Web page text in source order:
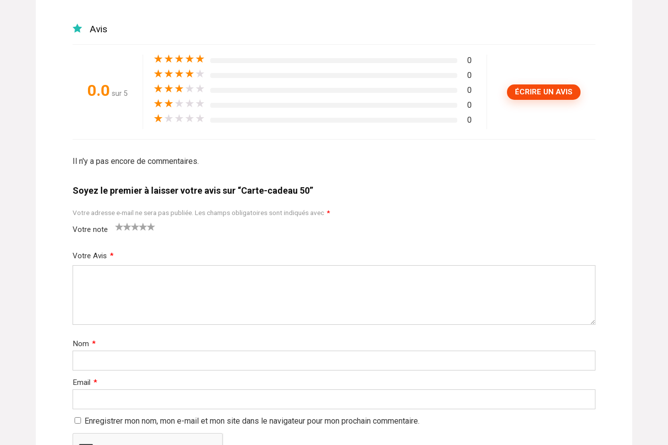
Avis
0.0 sur 5
★★★★★ 0
★★★★ ★ 0
★★★ ★ ★ 0
★★ ★ ★ ★ 0
★ ★ ★ ★ ★ 0
ÉCRIRE UN AVIS
Il n'y a pas encore de commentaires.
Soyez le premier à laisser votre avis sur “Carte-cadeau 50”
Votre adresse e-mail ne sera pas publiée. Les champs obligatoires sont indiqués avec *
Votre note
Votre Avis *
Nom *
Email *
Enregistrer mon nom, mon e-mail et mon site dans le navigateur pour mon prochain commentaire.